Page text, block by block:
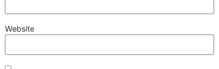
Website